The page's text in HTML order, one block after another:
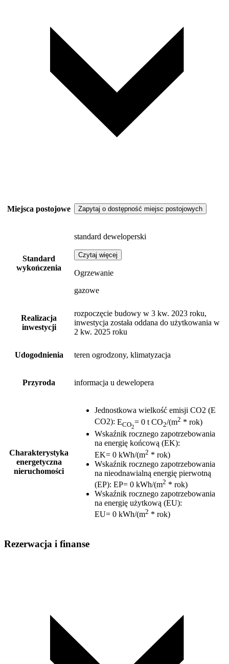
Miejsca postojowe Zapytaj o dostępność miejsc postojowych
Standard
wykończenia
standard deweloperski
Czytaj więcej
Ogrzewanie
gazowe
Realizacja
inwestycji
rozpoczęcie budowy w 3 kw. 2023 roku,
inwestycja została oddana do użytkowania w
2 kw. 2025 roku
Udogodnienia teren ogrodzony, klimatyzacja
Przyroda informacja u dewelopera
Charakterystyka
energetyczna
nieruchomości
Jednostkowa wielkość emisji CO2 (E
CO2): ECO2
= 0 t CO2/(m2 * rok)
Wskaźnik rocznego zapotrzebowania
na energię końcową (EK):
EK= 0 kWh/(m2 * rok)
Wskaźnik rocznego zapotrzebowania
na nieodnawialną energię pierwotną
(EP): EP= 0 kWh/(m2 * rok)
Wskaźnik rocznego zapotrzebowania
na energię użytkową (EU):
EU= 0 kWh/(m2 * rok)
Rezerwacja i finanse